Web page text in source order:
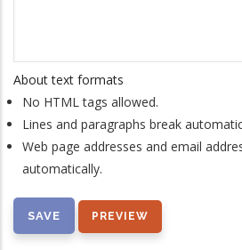
About text formats
No HTML tags allowed.
Lines and paragraphs break
Web page addresses and email
automatically.